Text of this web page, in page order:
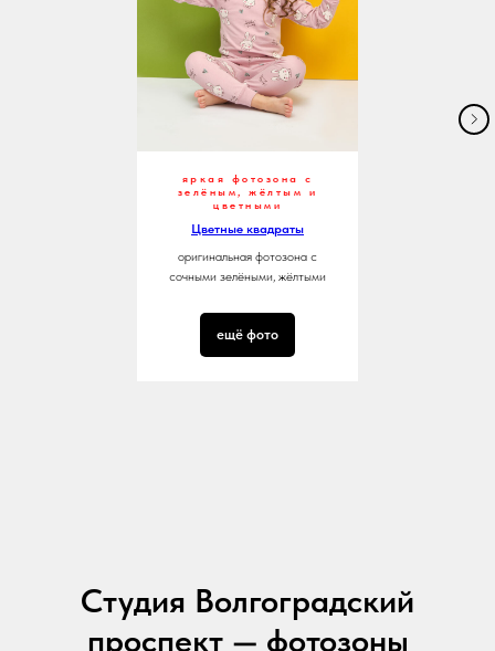
яркая фотозона с
зелёным, жёлтым и
цветными
Цветные квадраты
оригинальная фотозона с
сочными зелёными, жёлтыми
ещё фото
Студия Волгоградский
проспект — фотозоны